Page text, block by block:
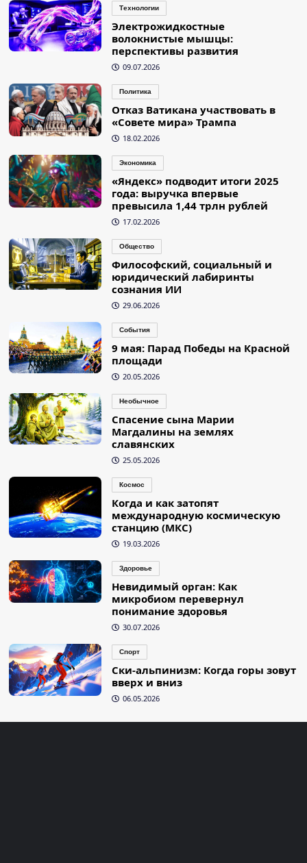
Технологии
Электрожидкостные
волокнистые мышцы:
перспективы развития
09.07.2026
Политика
Отказ Ватикана участвовать в
«Совете мира» Трампа
18.02.2026
Экономика
«Яндекс» подводит итоги 2025
года: выручка впервые
превысила 1,44 трлн рублей
17.02.2026
Общество
Философский, социальный и
юридический лабиринты
сознания ИИ
29.06.2026
События
9 мая: Парад Победы на Красной
площади
20.05.2026
Необычное
Спасение сына Марии
Магдалины на землях
славянских
25.05.2026
Космос
Когда и как затопят
международную космическую
станцию (МКС)
19.03.2026
Здоровье
Невидимый орган: Как
микробиом перевернул
понимание здоровья
30.07.2026
Спорт
Ски-альпинизм: Когда горы зовут
вверх и вниз
06.05.2026